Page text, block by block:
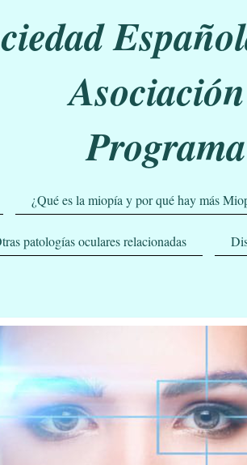
¿Qué es la miopía y por qué hay más
patologías oculares relacionadas